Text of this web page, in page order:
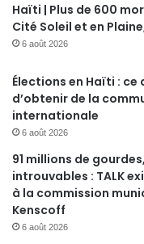
Haïti | Plus de 600
Cité Soleil et en
6 août 2026
Élections en Haïti : ce
d’obtenir de la
internationale
6 août 2026
91 millions de
introuvables : TALK
à la commission
Kenscoff
6 août 2026